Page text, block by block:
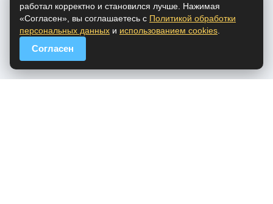
работал корректно и становился лучше. Нажимая
«Согласен», вы соглашаетесь с Политикой обработки
персональных данных и использованием cookies
Согласен